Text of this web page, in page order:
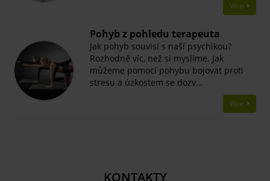
Více
Pohyb z pohledu terapeuta
Jak pohyb souvisí s naší psychikou?
Rozhodně víc, než si myslíme. Jak
můžeme pomocí pohybu bojovat proti
stresu a úzkostem se dozv…
Více
KONTAKTY